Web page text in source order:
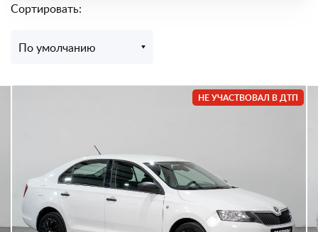
Сортировать:
По умолчанию
НЕ УЧАСТВОВАЛ В ДТП